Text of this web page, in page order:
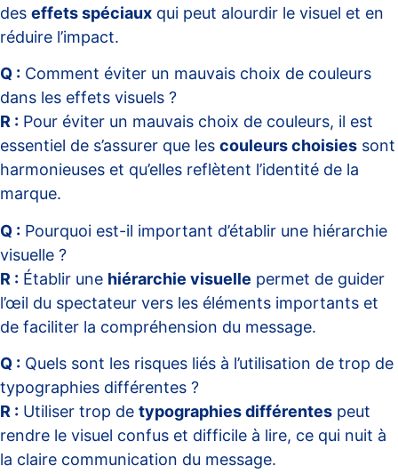
des effets spéciaux qui peut alourdir le visuel et en
réduire l’impact.
Q : Comment éviter un mauvais choix de couleurs
dans les effets visuels ?
R : Pour éviter un mauvais choix de couleurs, il est
essentiel de s’assurer que les couleurs choisies sont
harmonieuses et qu’elles reflètent l’identité de la
marque.
Q : Pourquoi est-il important d’établir une hiérarchie
visuelle ?
R : Établir une hiérarchie visuelle permet de guider
l’œil du spectateur vers les éléments importants et
de faciliter la compréhension du message.
Q : Quels sont les risques liés à l’utilisation de trop de
typographies différentes ?
R : Utiliser trop de typographies différentes peut
rendre le visuel confus et difficile à lire, ce qui nuit à
la claire communication du message.